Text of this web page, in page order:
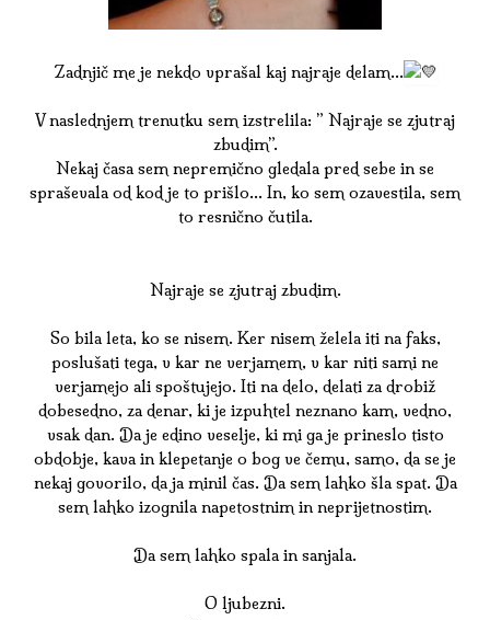
Zadnjič me je nekdo vprašal kaj najraje delam…
V naslednjem trenutku sem izstrelila: ” Najraje se zjutraj
zbudim”.
Nekaj časa sem nepremično gledala pred sebe in se
spraševala od kod je to prišlo… In, ko sem ozavestila, sem
to resnično čutila.
Najraje se zjutraj zbudim.
So bila leta, ko se nisem. Ker nisem želela iti na faks,
poslušati tega, v kar ne verjamem, v kar niti sami ne
verjamejo ali spoštujejo. Iti na delo, delati za drobiž
dobesedno, za denar, ki je izpuhtel neznano kam, vedno,
vsak dan. Da je edino veselje, ki mi ga je prineslo tisto
obdobje, kava in klepetanje o bog ve čemu, samo, da se je
nekaj govorilo, da ja minil čas. Da sem lahko šla spat. Da
sem lahko izognila napetostnim in neprijetnostim.
Da sem lahko spala in sanjala.
O ljubezni.